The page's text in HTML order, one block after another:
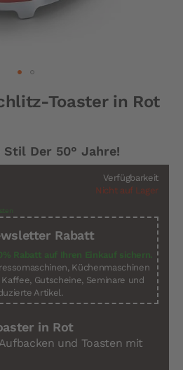
Toaster in Rot
Stil Der 50° Jahre!
Verfügbarkeit
Nicht auf Lager
Rabatt
Rabatt auf Ihren Einkauf sichern.
Küchenmaschinen
Gutscheine, Seminare und
Artikel.
in Rot
und Toasten mit